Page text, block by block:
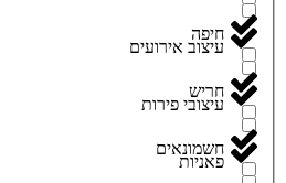
עיצוב אירועים
עיצובי פירות
פאניות
חיפה
חריש
חשמונאים